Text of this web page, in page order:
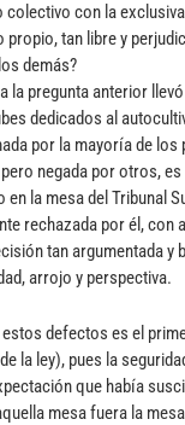
colectivo con la
propio, tan libre y
demás?
la pregunta anterior
dedicados al
por la mayoría de los
negada por otros, es
en la mesa del Tribunal
rechazada por él, con
tan argumentada y
arrojo y perspectiva.
defectos es el
la ley), pues la
que había
mesa fuera la